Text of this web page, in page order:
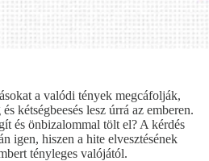
a valódi tények megcáfolják,
kétségbeesés lesz úrrá az emberen.
és önbizalommal tölt el? A kérdés
igen, hiszen a hite elvesztésének
tényleges valójától.